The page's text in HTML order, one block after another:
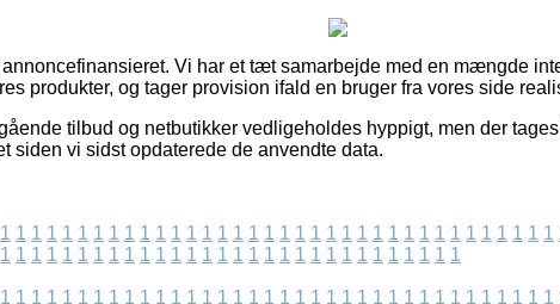
Vi har et tæt samarbejde med en mængde
produkter, og tager provision ifald en bruger fra vores side
tilbud og netbutikker vedligeholdes hyppigt, men der
siden vi sidst opdaterede de anvendte data.
1 1 1 1 1 1 1 1 1 1 1 1 1 1 1 1 1 1 1 1 1 1 1 1 1 1 1 1 1 1 1 1 1 1 1 1
1 1 1 1 1 1 1 1 1 1 1 1 1 1 1 1 1 1 1 1 1 1 1 1 1 1 1 1 1 1
1 1 1 1 1 1 1 1 1 1 1 1 1 1 1 1 1 1 1 1 1 1 1 1 1 1 1 1 1 1 1 1 1 1 1 1